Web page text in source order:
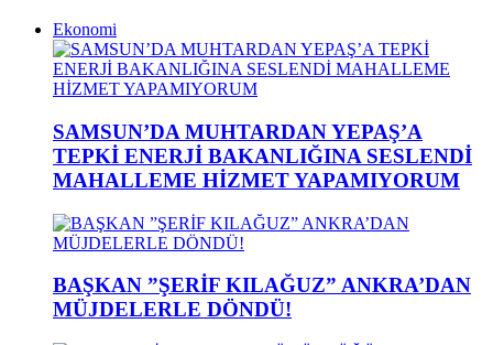
Ekonomi
SAMSUN’DA MUHTARDAN YEPAŞ’A
TEPKİ ENERJİ BAKANLIĞINA SESLENDİ
MAHALLEME HİZMET YAPAMIYORUM
BAŞKAN ”ŞERİF KILAĞUZ” ANKRA’DAN
MÜJDELERLE DÖNDÜ!